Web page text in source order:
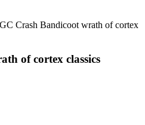
Crash Bandicoot wrath of cortex
of cortex classics